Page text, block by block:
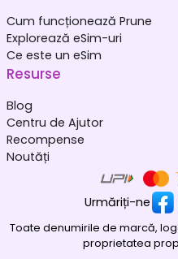
Cum funcționează Prune
Explorează eSim-uri
Ce este un eSim
Resurse
Blog
Centru de Ajutor
Recompense
Noutăți
Urmăriți-ne
Toate denumirile de marcă,
proprietatea